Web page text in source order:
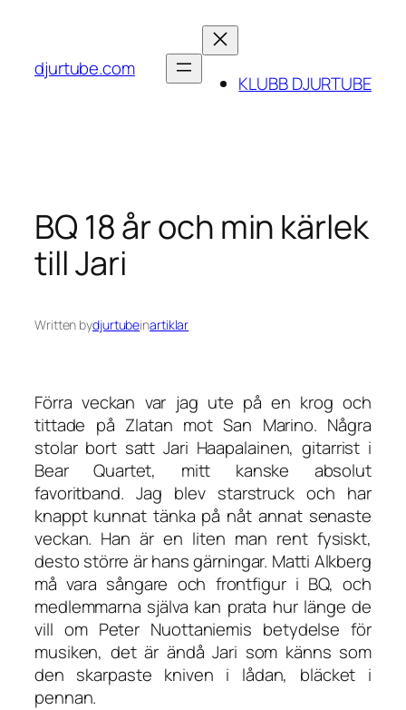
content
djurtube.com
KLUBB DJURTUBE
BQ 18 år och min kärlek
till Jari
Written bydjurtubeinartiklar
Förra veckan var jag ute på en krog och
tittade på Zlatan mot San Marino. Några
stolar bort satt Jari Haapalainen, gitarrist i
Bear Quartet, mitt kanske absolut
favoritband. Jag blev starstruck och har
knappt kunnat tänka på nåt annat senaste
veckan. Han är en liten man rent fysiskt,
desto större är hans gärningar. Matti Alkberg
må vara sångare och frontfigur i BQ, och
medlemmarna själva kan prata hur länge de
vill om Peter Nuottaniemis betydelse för
musiken, det är ändå Jari som känns som
den skarpaste kniven i lådan, bläcket i
pennan.